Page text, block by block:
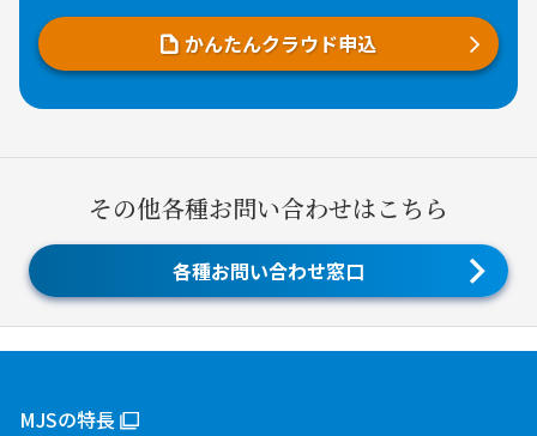
かんたんクラウド申込
その他各種お問い合わせはこちら
各種お問い合わせ窓口
MJSの特長